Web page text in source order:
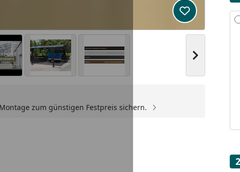
Nächstes
Produkt zur
zum günstigen Festpreis sichern.